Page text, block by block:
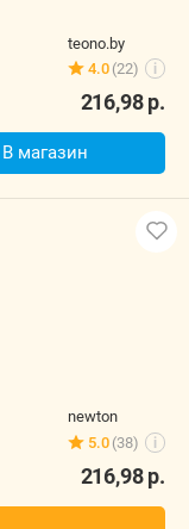
teono.by
4.0 (22) i
216,98р.
В магазин
newton
5.0 (38) i
216,98р.